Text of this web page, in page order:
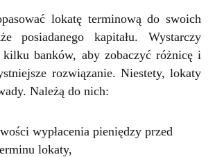
lokatę terminową do swoich
posiadanego kapitału. Wystarczy
banków, aby zobaczyć różnicę i
rozwiązanie. Niestety, lokaty
Należą do nich:
wypłacenia pieniędzy przed
lokaty,